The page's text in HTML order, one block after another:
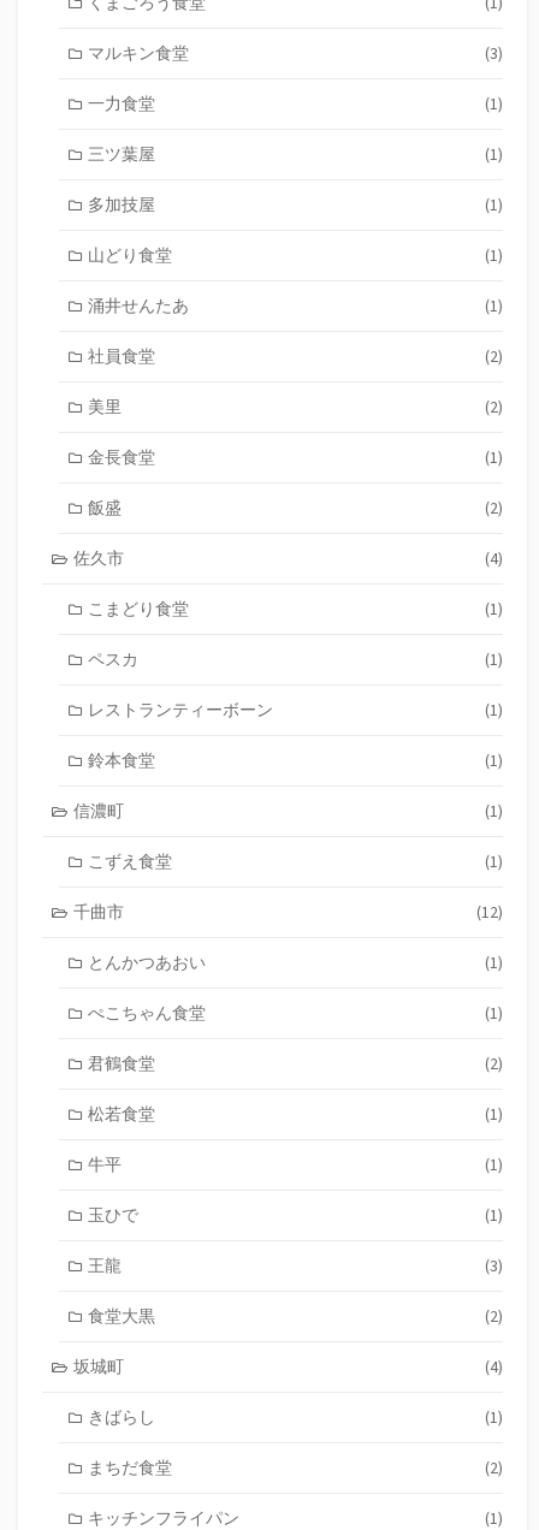
マルキン食堂 (3)
一力食堂 (1)
三ツ葉屋 (1)
多加技屋 (1)
山どり食堂 (1)
涌井せんたあ (1)
社員食堂 (2)
美里 (2)
金長食堂 (1)
飯盛 (2)
佐久市 (4)
こまどり食堂 (1)
ペスカ (1)
レストランティーボーン (1)
鈴本食堂 (1)
信濃町 (1)
こずえ食堂 (1)
千曲市 (12)
とんかつあおい (1)
ぺこちゃん食堂 (1)
君鶴食堂 (2)
松若食堂 (1)
牛平 (1)
玉ひで (1)
王龍 (3)
食堂大黒 (2)
坂城町 (4)
きばらし (1)
まちだ食堂 (2)
キッチンフライパン (1)